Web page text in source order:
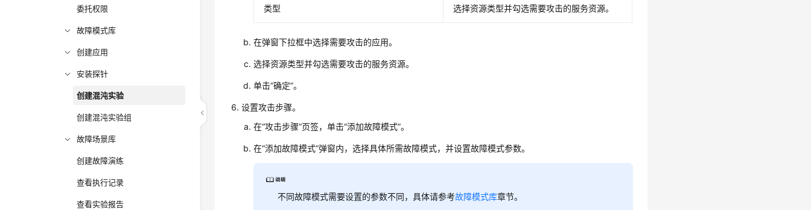
委托权限
故障模式库
创建应用
安装探针
创建混沌实验
创建混沌实验组
故障场景库
创建故障演练
查看执行记录
查看实验报告
类型 选择资源类型并勾选需要攻击的服务资源。
在弹窗下拉框中选择需要攻击的应用。
选择资源类型并勾选需要攻击的服务资源。
单击“确定”。
设置攻击步骤。
在“攻击步骤”页签，单击“添加故障模式”。
在“添加故障模式”弹窗内，选择具体所需故障模式，并设置故障模式参数。
不同故障模式需要设置的参数不同，具体请参考故障模式库章节。